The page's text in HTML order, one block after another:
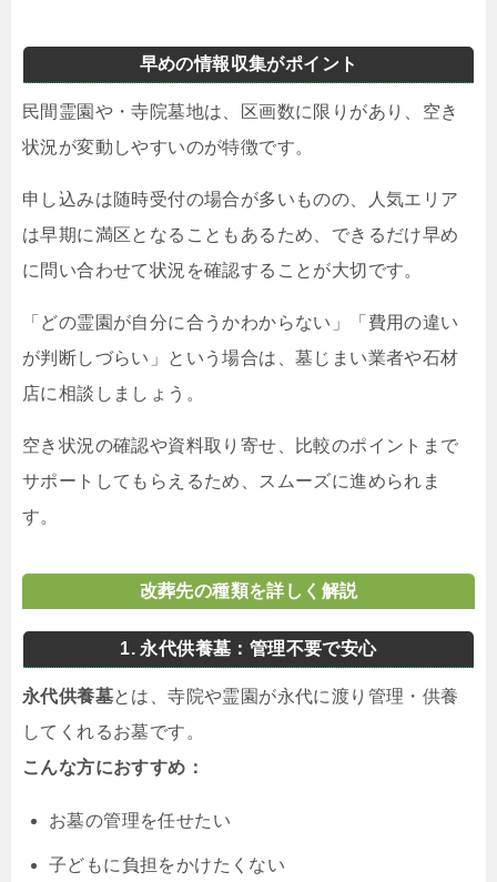
早めの情報収集がポイント
民間霊園や・寺院墓地は、区画数に限りがあり、空き
状況が変動しやすいのが特徴です。
申し込みは随時受付の場合が多いものの、人気エリア
は早期に満区となることもあるため、できるだけ早め
に問い合わせて状況を確認することが大切です。
「どの霊園が自分に合うかわからない」「費用の違い
が判断しづらい」という場合は、墓じまい業者や石材
店に相談しましょう。
空き状況の確認や資料取り寄せ、比較のポイントまで
サポートしてもらえるため、スムーズに進められま
す。
改葬先の種類を詳しく解説
1. 永代供養墓：管理不要で安心
永代供養墓とは、寺院や霊園が永代に渡り管理・供養
してくれるお墓です。
こんな方におすすめ：
お墓の管理を任せたい
子どもに負担をかけたくない